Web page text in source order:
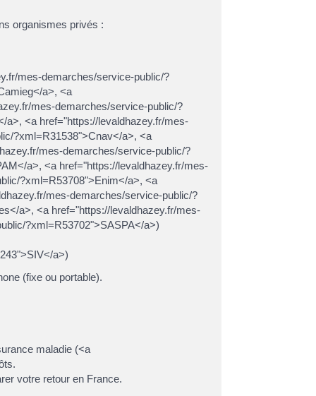
organismes privés :
mes-demarches/service-public/?
a>, <a
mes-demarches/service-public/?
<a href="https://levaldhazey.fr/mes-
?xml=R31538">Cnav</a>, <a
mes-demarches/service-public/?
a>, <a href="https://levaldhazey.fr/mes-
?xml=R53708">Enim</a>, <a
mes-demarches/service-public/?
a>, <a href="https://levaldhazey.fr/mes-
?xml=R53702">SASPA</a>)
a>)
(fixe ou portable).
maladie (<a
votre retour en France.